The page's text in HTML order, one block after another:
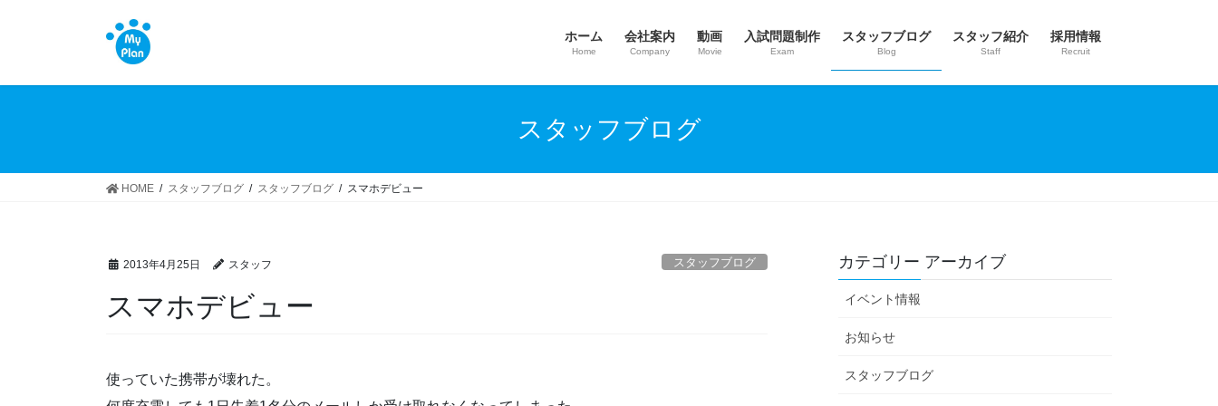
ホーム
Home
会社案内
Company
動画
Movie
入試問題制作
Exam
スタッフブログ
Blog
スタッフ紹介
Staff
採用情報
Recruit
スタッフブログ
HOME スタッフブログ スタッフブログ スマホデビュー
2013年4月25日 スタッフ スタッフブログ
スマホデビュー
使っていた携帯が壊れた。
カテゴリー アーカイブ
イベント情報
お知らせ
スタッフブログ